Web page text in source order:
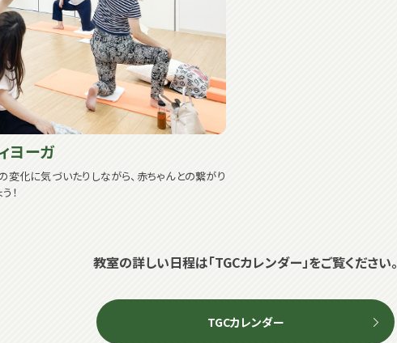
ヨーガ
化に気づいたりしながら、赤ちゃんとの繋がり
！
教室の詳しい日程は「TGCカレンダー」をご覧ください。
TGCカレンダー